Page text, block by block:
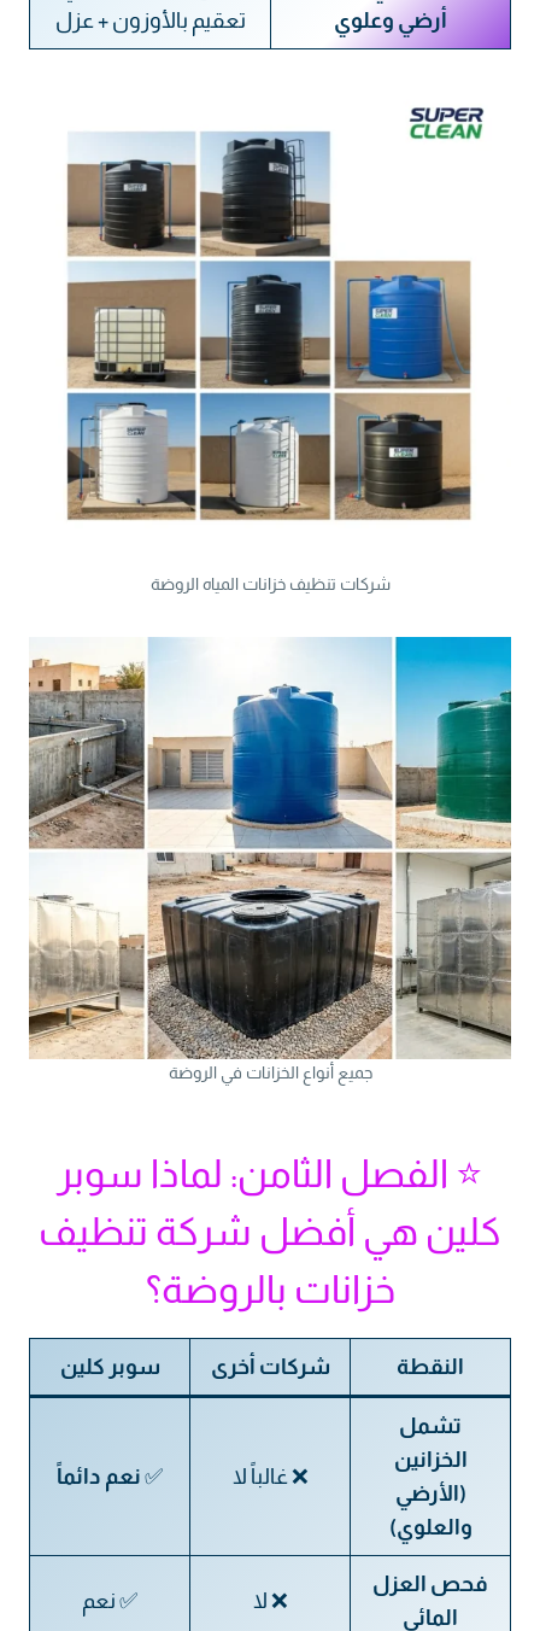
أرضي وعلوي
تعقيم بالأوزون + عزل
شركات تنظيف خزانات المياه الروضة
جميع أنواع الخزانات في الروضة
⭐ الفصل الثامن: لماذا سوبر
كلين هي أفضل شركة تنظيف
خزانات بالروضة؟
النقطة شركات أخرى سوبر كلين
تشمل
الخزانين
(الأرضي
والعلوي)
❌ غالباً لا ✅ نعم دائماً
فحص العزل
المائي
❌ لا ✅ نعم